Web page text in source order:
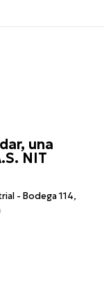
una
NIT
- Bodega 114,